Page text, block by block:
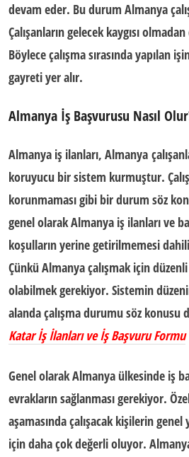
devam eder. Bu durum Almanya
Çalışanların gelecek kaygısı
Böylece çalışma sırasında yapılan
gayreti yer alır.
Almanya İş Başvurusu Nasıl
Almanya iş ilanları, Almanya
koruyucu bir sistem kurmuştur.
korunmaması gibi bir durum söz
genel olarakAlmanya iş ilanları ve
koşulların yerine getirilmemesi
Çünkü Almanya çalışmak için
olabilmek gerekiyor. Sistemin
alanda çalışma durumu söz konusu
Katar İş İlanları ve İş Başvuru Formu
Genel olarakAlmanya ülkesinde iş
evrakların sağlanması gerekiyor.
aşamasında çalışacak kişilerin
için daha çok değerli oluyor.